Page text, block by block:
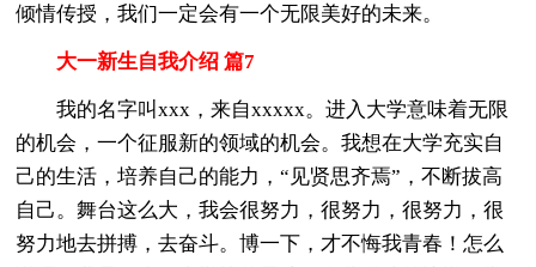
倾情传授，我们一定会有一个无限美好的未来。
大一新生自我介绍 篇7
我的名字叫xxx，来自xxxxx。进入大学意味着无限
的机会，一个征服新的领域的机会。我想在大学充实自
己的生活，培养自己的能力，“见贤思齐焉”，不断拔高
自己。舞台这么大，我会很努力，很努力，很努力，很
努力地去拼搏，去奋斗。博一下，才不悔我青春！怎么